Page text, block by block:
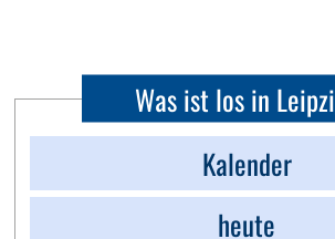
Was ist los in
Kalender
heute